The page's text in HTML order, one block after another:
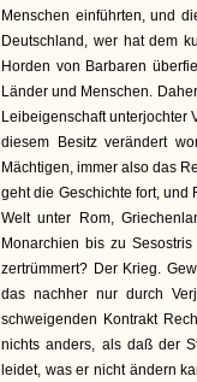
Menschen einführten, und
Deutschland, wer hat dem
Horden von Barbaren
Länder und Menschen.
Leibeigenschaft unterjochter
diesem Besitz verändert
Mächtigen, immer also das
geht die Geschichte fort, und
Welt unter Rom,
Monarchien bis zu
zertrümmert? Der Krieg.
das nachher nur durch
schweigenden Kontrakt
nichts anders, als daß der
leidet, was er nicht ändern